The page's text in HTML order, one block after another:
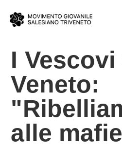
I Vescovi
Veneto:
alle